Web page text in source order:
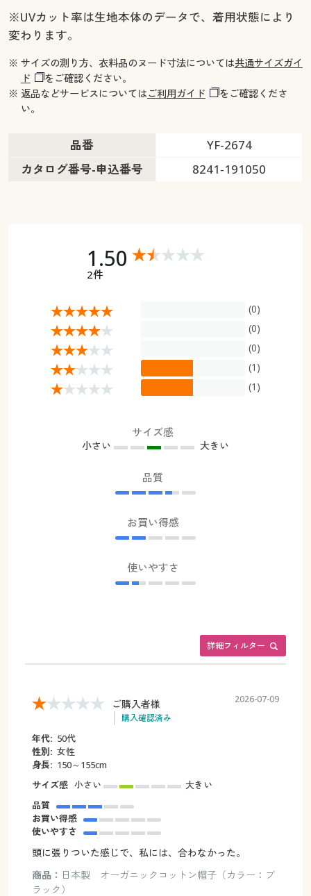
※UVカット率は生地本体のデータで、着用状態により
変わります。
※ サイズの測り方、衣料品のヌード寸法については共通サイズガイ
ド
をご確認ください。
※ 返品などサービスについてはご利用ガイド
をご確認くださ
い。
品番
YF-2674
カタログ番号-申込番号
8241-191050
1.50
2件
(0)
(0)
(0)
(1)
(1)
サイズ感
小さい 大きい
品質
お買い得感
使いやすさ
詳細フィルター
ご購入者様
購入確認済み
2026-07-09
年代: 50代
性別: 女性
身長: 150～155cm
サイズ感 小さい
大きい
品質
お買い得感
使いやすさ
頭に張りついた感じで、私には、合わなかった。
商品： 日本製 オーガニックコットン帽子（カラー：ブ
ラック）